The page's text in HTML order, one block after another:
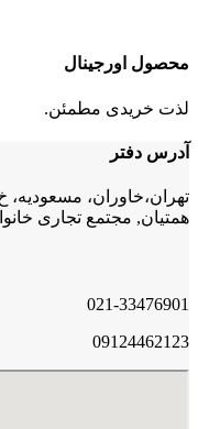
محصول اورجینال
لذت خریدی مطمئن.
آدرس دفتر
تهران،خاوران،
همتیان, مجتمع تجاری
021-33476901
09124462123